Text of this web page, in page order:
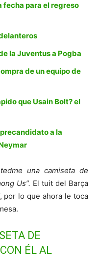
fecha para el regreso
la Juventus a Pogba
de un equipo de
que Usain Bolt? el
a la
una camiseta de
Us”. El tuit del Barça
por lo que ahora le toca
DE
ÉL AL